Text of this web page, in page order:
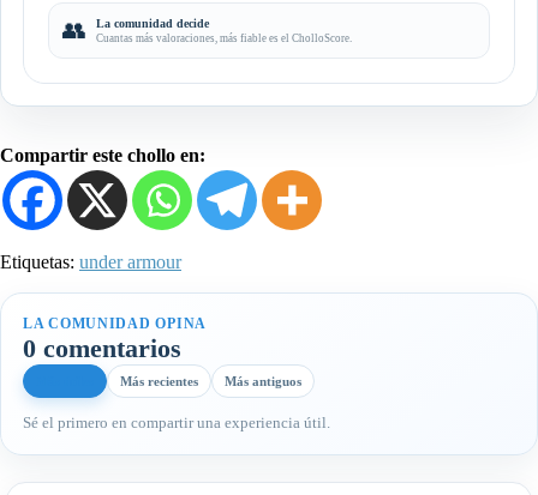
👥 La comunidad decide
Cuantas más valoraciones, más fiable es el CholloScore.
Compartir este chollo en:
Etiquetas: under armour
LA COMUNIDAD OPINA
0 comentarios
Más recientes Más antiguos
Sé el primero en compartir una experiencia útil.